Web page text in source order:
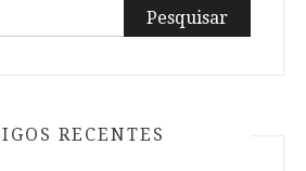
RECENTES